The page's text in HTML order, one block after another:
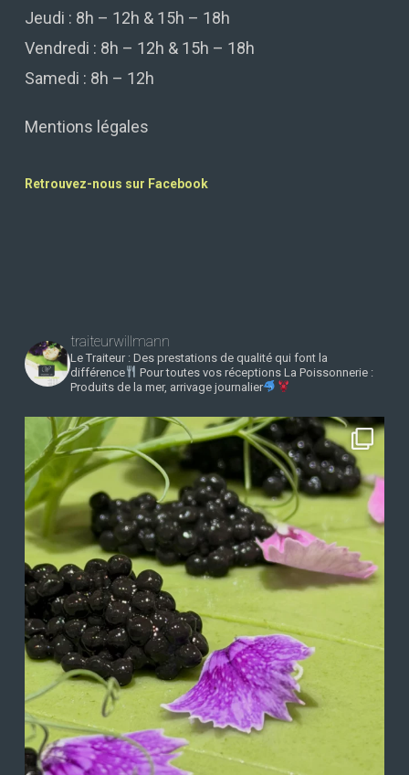
Jeudi : 8h – 12h & 15h – 18h
Vendredi : 8h – 12h & 15h – 18h
Samedi : 8h – 12h
Mentions légales
Retrouvez-nous sur Facebook
traiteurwillmann
Le Traiteur : Des prestations de qualité qui font la
différence
Pour toutes vos réceptionsLa Poissonnerie :
Produits de la mer, arrivage journalier